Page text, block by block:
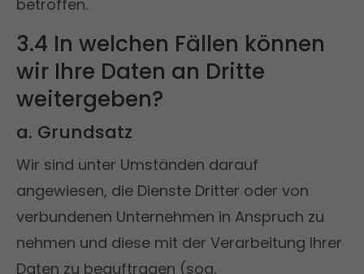
betroffen.
3.4 In welchen Fällen können
wir Ihre Daten an Dritte
weitergeben?
a. Grundsatz
Wir sind unter Umständen darauf
angewiesen, die Dienste Dritter oder von
verbundenen Unternehmen in Anspruch zu
nehmen und diese mit der Verarbeitung Ihrer
Daten zu beauftragen (sog.